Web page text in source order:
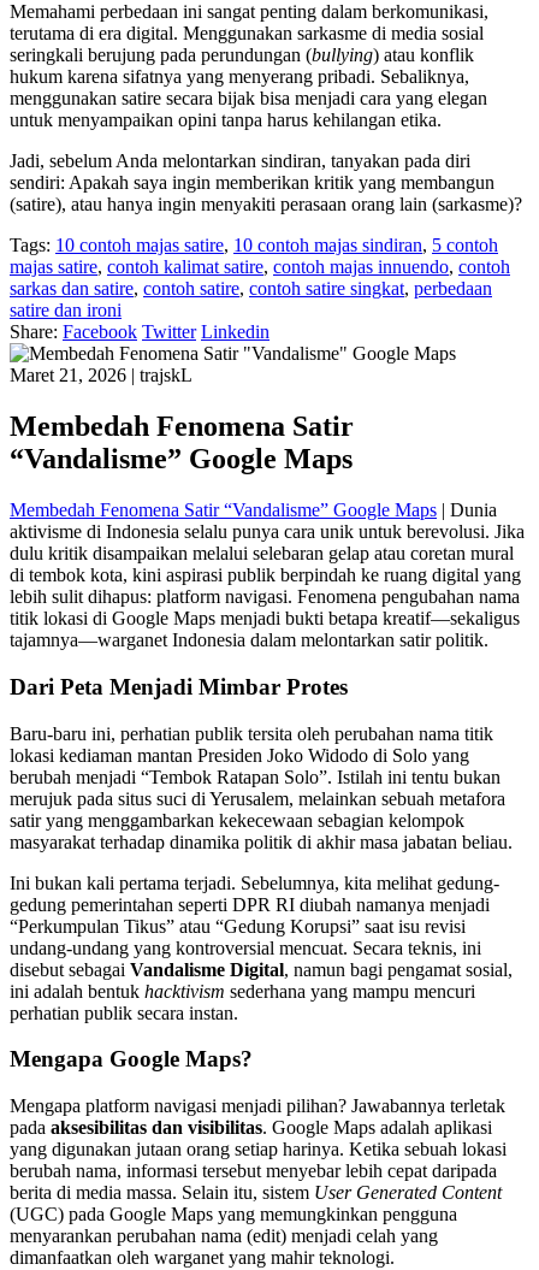
Memahami perbedaan ini sangat penting dalam berkomunikasi,
terutama di era digital. Menggunakan sarkasme di media sosial
seringkali berujung pada perundungan (bullying) atau konflik
hukum karena sifatnya yang menyerang pribadi. Sebaliknya,
menggunakan satire secara bijak bisa menjadi cara yang elegan
untuk menyampaikan opini tanpa harus kehilangan etika.
Jadi, sebelum Anda melontarkan sindiran, tanyakan pada diri
sendiri: Apakah saya ingin memberikan kritik yang membangun
(satire), atau hanya ingin menyakiti perasaan orang lain (sarkasme)?
Tags: 10 contoh majas satire, 10 contoh majas sindiran, 5 contoh
majas satire, contoh kalimat satire, contoh majas innuendo, contoh
sarkas dan satire, contoh satire, contoh satire singkat, perbedaan
satire dan ironi
Share: Facebook Twitter Linkedin
Maret 21, 2026 | trajskL
Membedah Fenomena Satir
“Vandalisme” Google Maps
Membedah Fenomena Satir “Vandalisme” Google Maps | Dunia
aktivisme di Indonesia selalu punya cara unik untuk berevolusi. Jika
dulu kritik disampaikan melalui selebaran gelap atau coretan mural
di tembok kota, kini aspirasi publik berpindah ke ruang digital yang
lebih sulit dihapus: platform navigasi. Fenomena pengubahan nama
titik lokasi di Google Maps menjadi bukti betapa kreatif—sekaligus
tajamnya—warganet Indonesia dalam melontarkan satir politik.
Dari Peta Menjadi Mimbar Protes
Baru-baru ini, perhatian publik tersita oleh perubahan nama titik
lokasi kediaman mantan Presiden Joko Widodo di Solo yang
berubah menjadi “Tembok Ratapan Solo”. Istilah ini tentu bukan
merujuk pada situs suci di Yerusalem, melainkan sebuah metafora
satir yang menggambarkan kekecewaan sebagian kelompok
masyarakat terhadap dinamika politik di akhir masa jabatan beliau.
Ini bukan kali pertama terjadi. Sebelumnya, kita melihat gedung-
gedung pemerintahan seperti DPR RI diubah namanya menjadi
“Perkumpulan Tikus” atau “Gedung Korupsi” saat isu revisi
undang-undang yang kontroversial mencuat. Secara teknis, ini
disebut sebagai Vandalisme Digital, namun bagi pengamat sosial,
ini adalah bentuk hacktivism sederhana yang mampu mencuri
perhatian publik secara instan.
Mengapa Google Maps?
Mengapa platform navigasi menjadi pilihan? Jawabannya terletak
pada aksesibilitas dan visibilitas. Google Maps adalah aplikasi
yang digunakan jutaan orang setiap harinya. Ketika sebuah lokasi
berubah nama, informasi tersebut menyebar lebih cepat daripada
berita di media massa. Selain itu, sistem User Generated Content
(UGC) pada Google Maps yang memungkinkan pengguna
menyarankan perubahan nama (edit) menjadi celah yang
dimanfaatkan oleh warganet yang mahir teknologi.